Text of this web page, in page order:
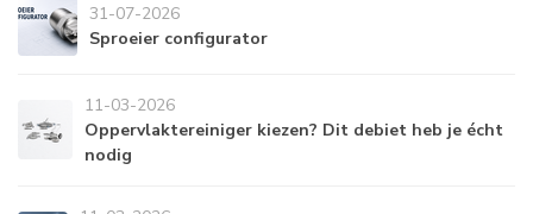
31-07-2026
Sproeier configurator
11-03-2026
Oppervlaktereiniger kiezen? Dit debiet heb je écht
nodig